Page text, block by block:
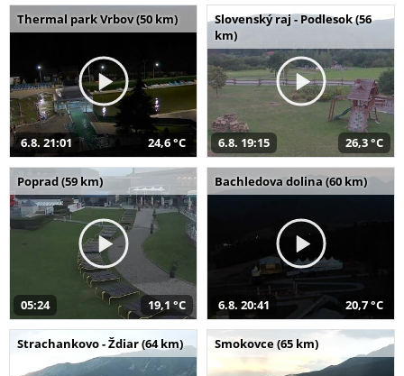
Thermal park Vrbov (50 km)
6.8. 21:01 24,6 °C
Slovenský raj - Podlesok (56
km)
6.8. 19:15 26,3 °C
Poprad (59 km)
05:24 19,1 °C
Bachledova dolina (60 km)
6.8. 20:41 20,7 °C
Strachankovo - Ždiar (64 km) Smokovce (65 km)